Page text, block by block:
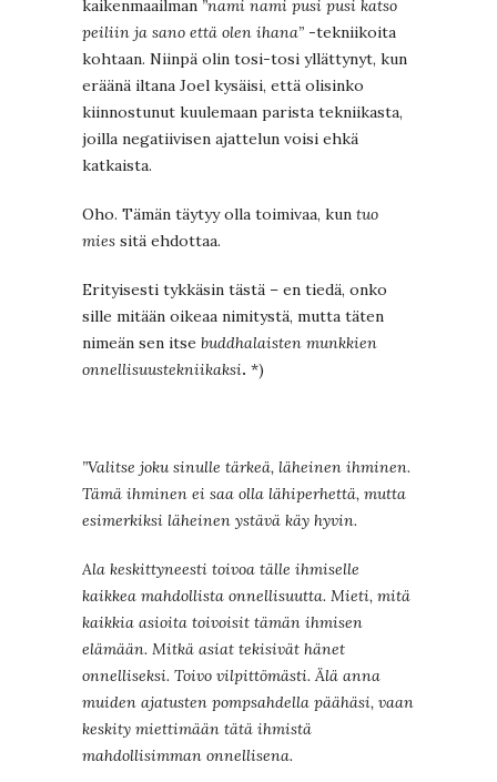
kaikenmaailman ”nami nami pusi pusi katso
peiliin ja sano että olen ihana” -tekniikoita
kohtaan. Niinpä olin tosi-tosi yllättynyt, kun
eräänä iltana Joel kysäisi, että olisinko
kiinnostunut kuulemaan parista tekniikasta,
joilla negatiivisen ajattelun voisi ehkä
katkaista.
Oho. Tämän täytyy olla toimivaa, kun tuo
mies sitä ehdottaa.
Erityisesti tykkäsin tästä – en tiedä, onko
sille mitään oikeaa nimitystä, mutta täten
nimeän sen itse buddhalaisten munkkien
onnellisuustekniikaksi. *)
”Valitse joku sinulle tärkeä, läheinen ihminen.
Tämä ihminen ei saa olla lähiperhettä, mutta
esimerkiksi läheinen ystävä käy hyvin.
Ala keskittyneesti toivoa tälle ihmiselle
kaikkea mahdollista onnellisuutta. Mieti, mitä
kaikkia asioita toivoisit tämän ihmisen
elämään. Mitkä asiat tekisivät hänet
onnelliseksi. Toivo vilpittömästi. Älä anna
muiden ajatusten pompsahdella päähäsi, vaan
keskity miettimään tätä ihmistä
mahdollisimman onnellisena.